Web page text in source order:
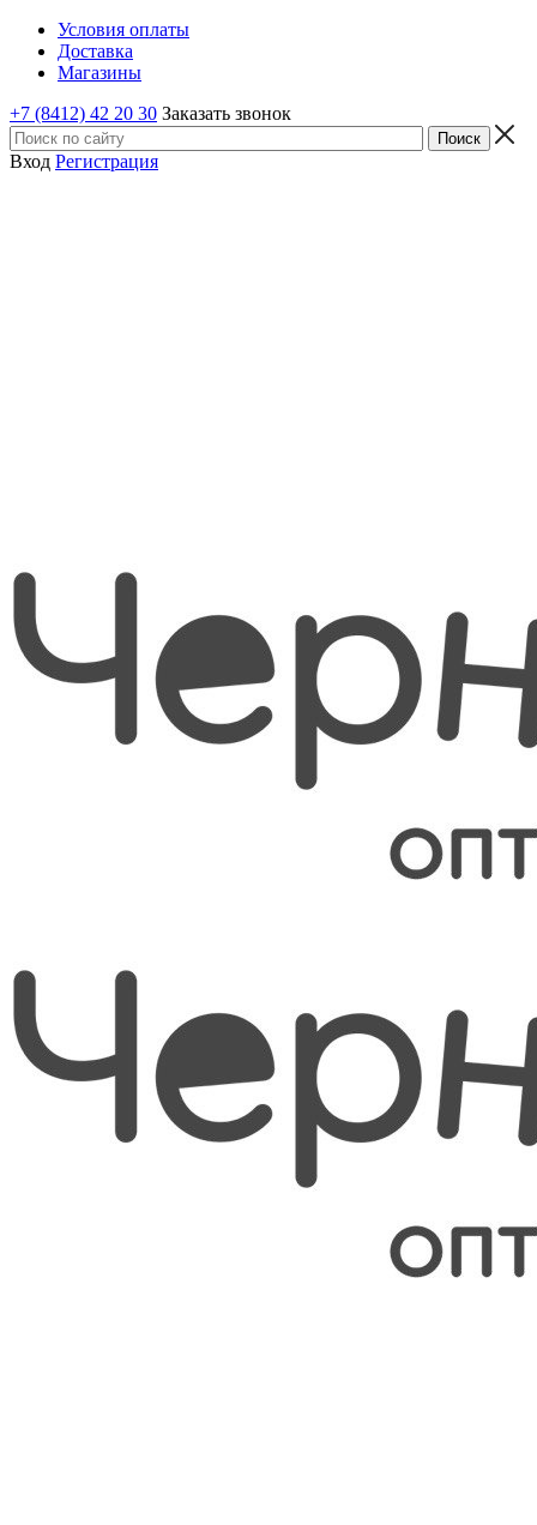
Условия оплаты
Доставка
Магазины
+7 (8412) 42 20 30 Заказать звонок
Вход Регистрация